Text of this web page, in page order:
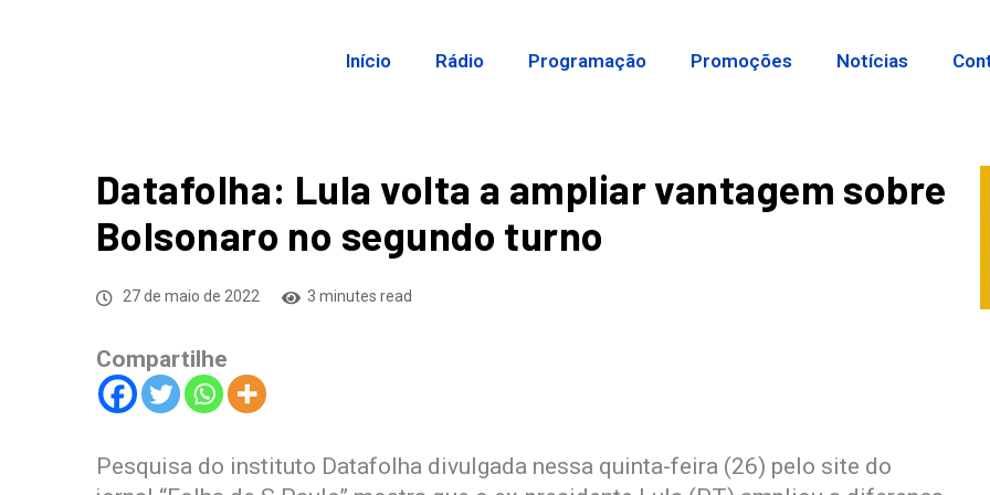
Início Rádio Programação Promoções Notícias
Datafolha: Lula volta a ampliar vantagem sobre
Bolsonaro no segundo turno
27 de maio de 2022 3 minutes read
Compartilhe
Pesquisa do instituto Datafolha divulgada nessa quinta-feira (26) pelo site do